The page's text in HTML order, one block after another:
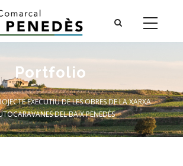
Portfolio
EXECUTIU DE LES OBRES DE LA XARXA
DEL BAIX PENEDÈS